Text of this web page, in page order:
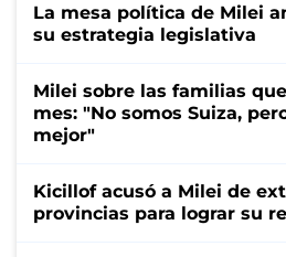
La mesa política de Milei
su estrategia legislativa
Milei sobre las familias
mes: "No somos Suiza,
mejor"
Kicillof acusó a Milei de
provincias para lograr su